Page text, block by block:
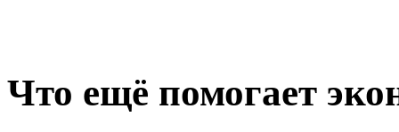
Что ещё помогает